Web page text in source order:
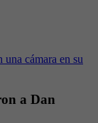
cámara en su
a Dan